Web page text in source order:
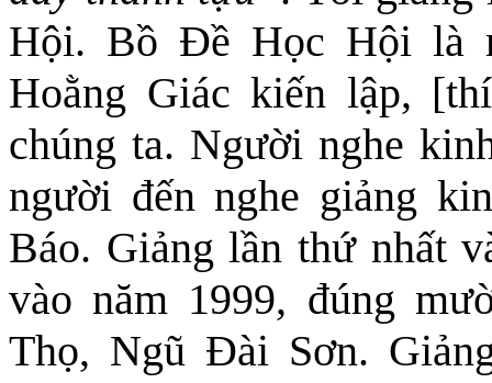
Hội. Bồ Đề Học Hội là
Hoằng Giác kiến lập,
chúng ta. Người nghe
người đến nghe giảng
Báo. Giảng lần thứ nhất
vào năm 1999, đúng
Thọ, Ngũ Đài Sơn.